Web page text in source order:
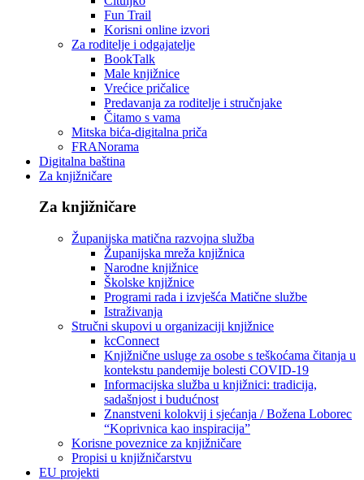
Fun Trail
Korisni online izvori
Za roditelje i odgajatelje
BookTalk
Male knjižnice
Vrećice pričalice
Predavanja za roditelje i stručnjake
Čitamo s vama
Mitska bića-digitalna priča
FRANorama
Digitalna baština
Za knjižničare
Za knjižničare
Županijska matična razvojna služba
Županijska mreža knjižnica
Narodne knjižnice
Školske knjižnice
Programi rada i izvješća Matične službe
Istraživanja
Stručni skupovi u organizaciji knjižnice
kcConnect
Knjižnične usluge za osobe s teškoćama čitanja u
kontekstu pandemije bolesti COVID-19
Informacijska služba u knjižnici: tradicija,
sadašnjost i budućnost
Znanstveni kolokvij i sjećanja / Božena Loborec
“Koprivnica kao inspiracija”
Korisne poveznice za knjižničare
Propisi u knjižničarstvu
EU projekti